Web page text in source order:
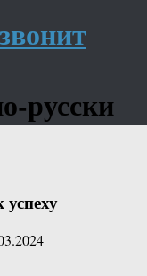
русски